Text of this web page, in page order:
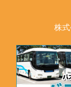
株